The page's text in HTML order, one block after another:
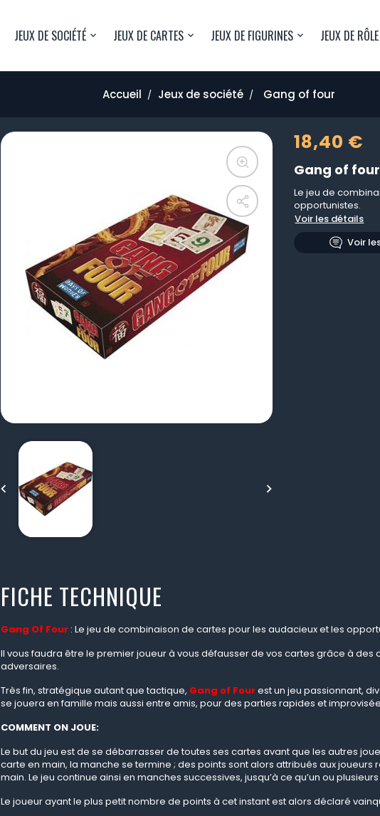
JEUX DE SOCIÉTÉ JEUX DE CARTES JEUX DE FIGURINES JEUX DE RÔLE
Accueil Jeux de société Gang of four
 
18,40 €
Gang of four
Le jeu de
opportunistes.
Voir les détails
Voir
FICHE TECHNIQUE
Gang Of Four : Le jeu de combinaison de cartes pour les audacieux et les
Il vous faudra être le premier joueur à vous défausser de vos cartes grâce à
adversaires.
Très fin, stratégique autant que tactique, Gang of Fourest un jeu passionnant,
se jouera en famille mais aussi entre amis, pour des parties rapides et
COMMENT ON JOUE:
Le but du jeu est de se débarrasser de toutes ses cartes avant que les autres
carte en main, la manche se termine ; des points sont alors attribués aux
main. Le jeu continue ainsi en manches successives, jusqu’à ce qu’un ou
Le joueur ayant le plus petit nombre de points à cet instant est alors déclaré